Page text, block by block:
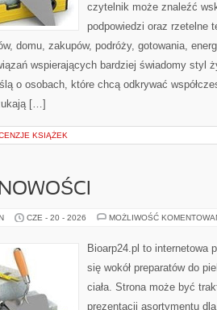
czytelnik może znaleźć
podpowiedzi oraz rzetelne
domu, zakupów, podróży, gotowania,
wspierających bardziej świadomy styl
o osobach, które chcą odkrywać
[…]
KSIĄŻEK
CZE - 20 - 2026 MOŻLIWOŚĆ
Bioarp24.pl to internetowa
się wokół preparatów do
ciała. Strona może być
prezentacji asortymentu